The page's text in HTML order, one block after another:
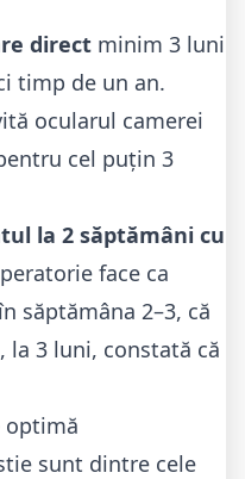
direct minim 3 luni
timp de un an.
ocularul camerei
cel puțin 3
la 2 săptămâni cu
face ca
săptămâna 2–3, că
3 luni, constată că
optimă
sunt dintre cele